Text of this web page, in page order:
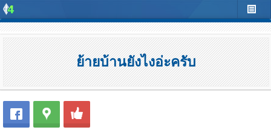
ย้ายบ้านยังไงอ่ะครับ